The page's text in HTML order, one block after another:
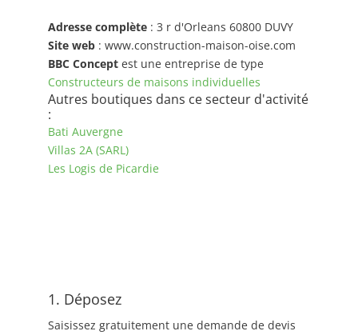
Adresse complète: 3 r d'Orleans 60800 DUVY
Site web: www.construction-maison-oise.com
BBC Conceptest une entreprise de type
Constructeurs de maisons individuelles
Autres boutiques dans ce secteur d'activité
:
Bati Auvergne
Villas 2A (SARL)
Les Logis de Picardie
1. Déposez
Saisissez gratuitement une demande de devis